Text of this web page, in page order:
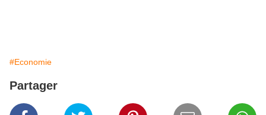
#Economie
Partager